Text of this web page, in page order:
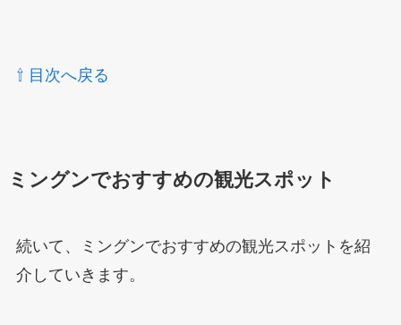
⇧ 目次へ戻る
ミングンでおすすめの観光スポット
続いて、ミングンでおすすめの観光スポットを紹
介していきます。